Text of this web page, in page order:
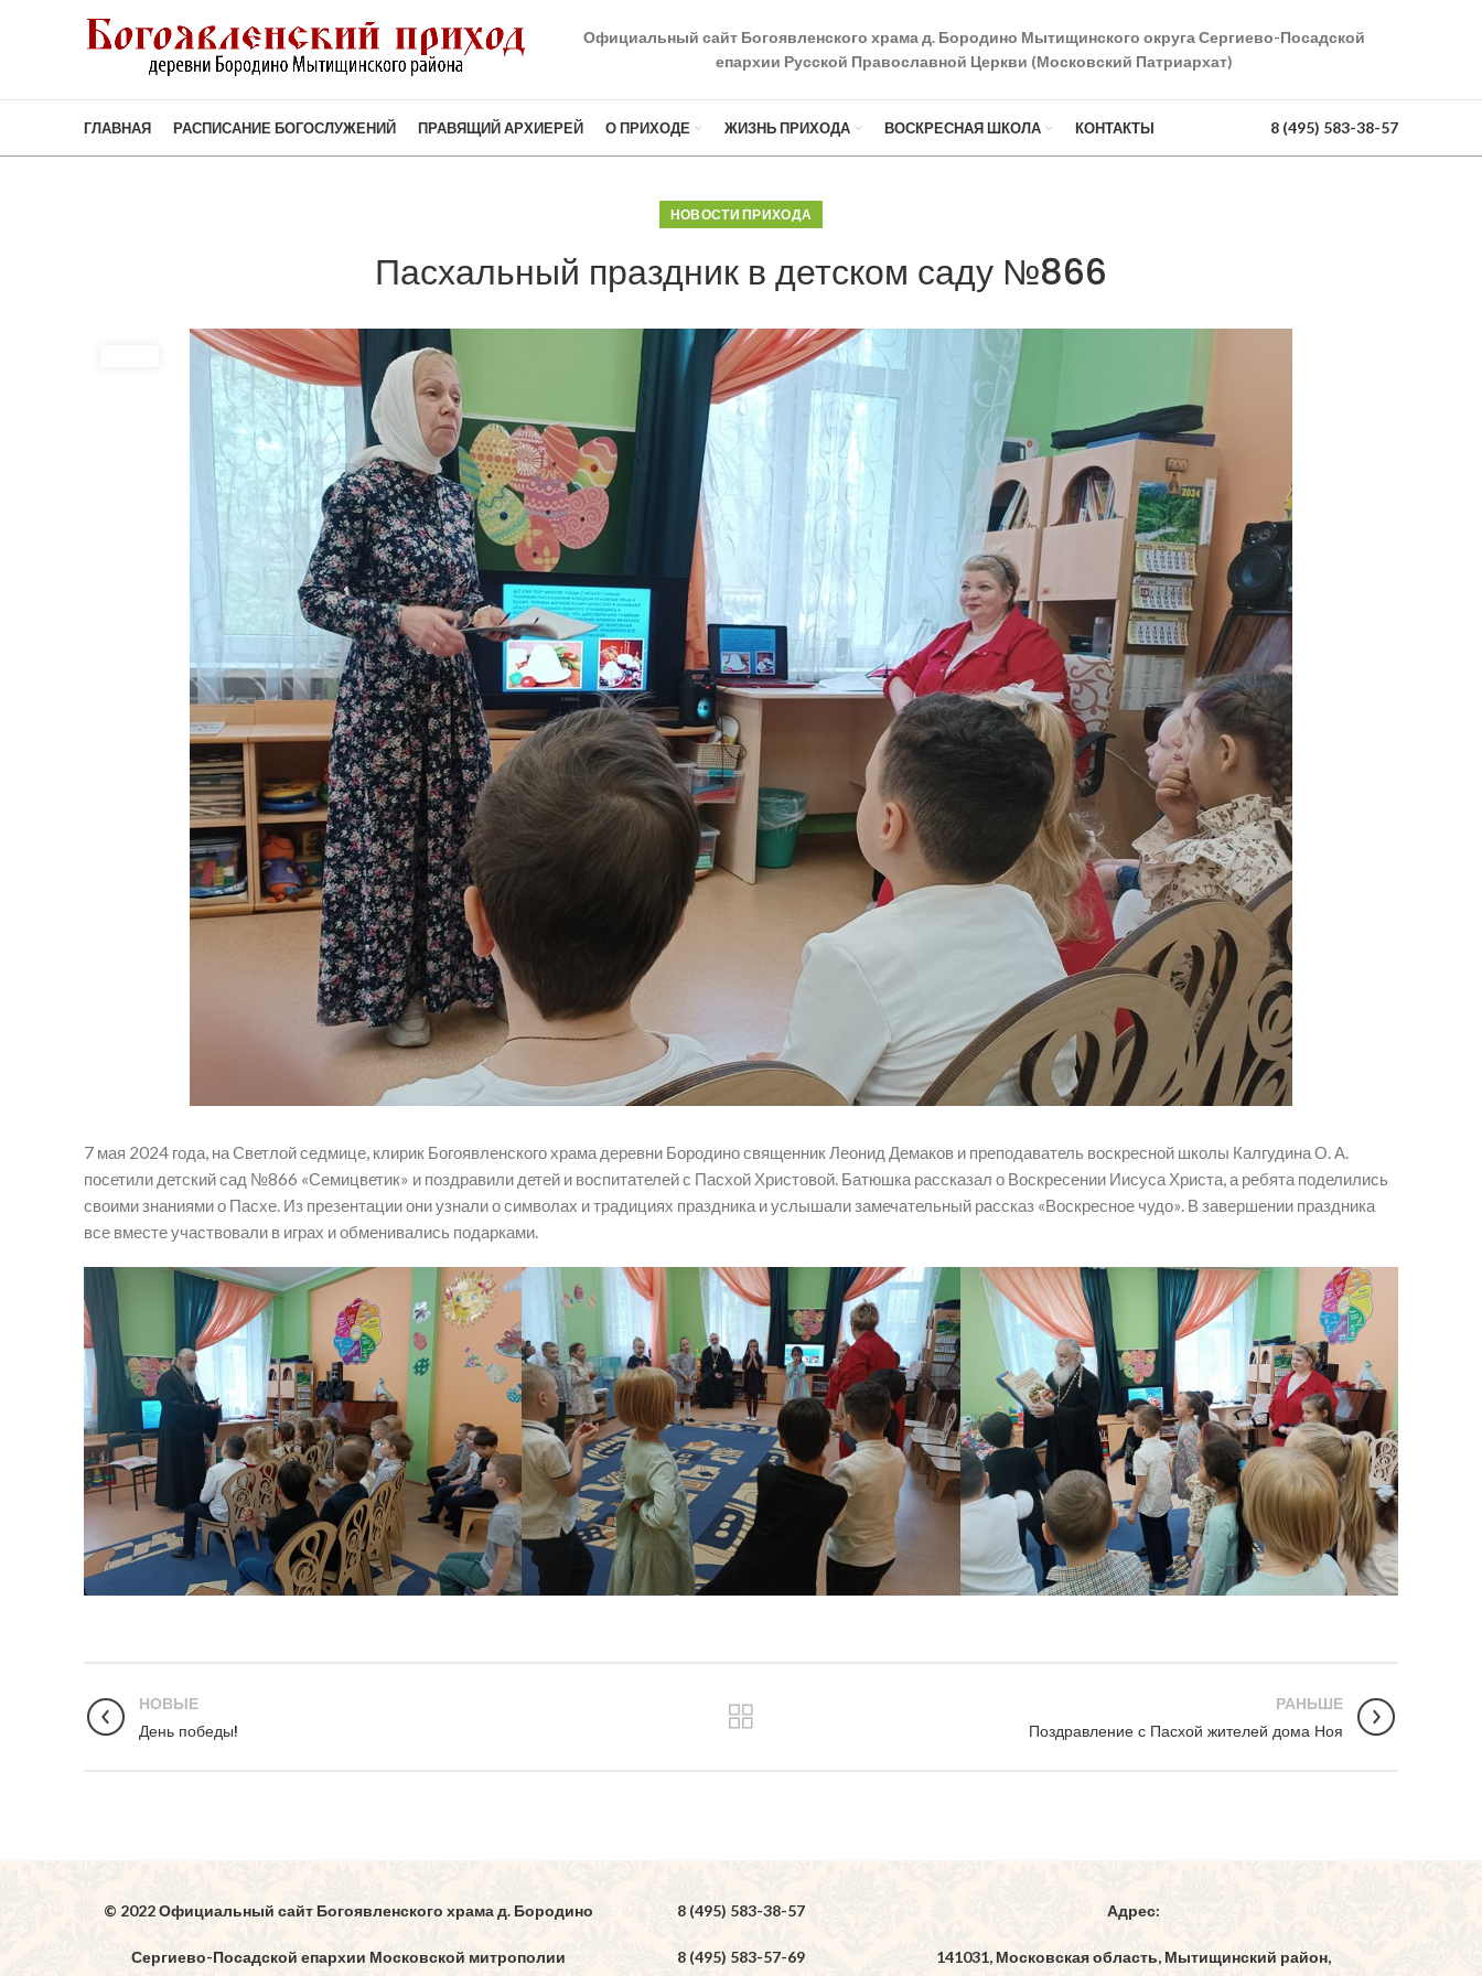
Официальный сайт Богоявленского храма д. Бородино Мытищинского округа Сергиево-Посадской
епархии Русской Православной Церкви (Московский Патриархат)
ГЛАВНАЯ РАСПИСАНИЕ БОГОСЛУЖЕНИЙ ПРАВЯЩИЙ АРХИЕРЕЙ О ПРИХОДЕ ЖИЗНЬ ПРИХОДА ВОСКРЕСНАЯ ШКОЛА КОНТАКТЫ 8 (495) 583-38-57
НОВОСТИ ПРИХОДА
Пасхальный праздник в детском саду №866
7 мая 2024 года, на Светлой седмице, клирик Богоявленского храма деревни Бородино священник Леонид Демаков и преподаватель воскресной школы Калгудина О. А.
посетили детский сад №866 «Семицветик» и поздравили детей и воспитателей с Пасхой Христовой. Батюшка рассказал о Воскресении Иисуса Христа, а ребята поделились
своими знаниями о Пасхе. Из презентации они узнали о символах и традициях праздника и услышали замечательный рассказ «Воскресное чудо». В завершении праздника
все вместе участвовали в играх и обменивались подарками.
НОВЫЕ
День победы!
РАНЬШЕ
Поздравление с Пасхой жителей дома Ноя
© 2022 Официальный сайт Богоявленского храма д. Бородино
Сергиево-Посадской епархии Московской митрополии
8 (495) 583-38-57
8 (495) 583-57-69
Адрес:
141031, Московская область, Мытищинский район,